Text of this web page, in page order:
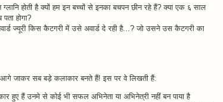
होती है क्यों हम इन बच्चों से इनका बचपन छीन रहे हैं? क्या एक ६ साल
होगा?
ज्यूरी किस कैटगरी में उसे अवार्ड दे रही है...? जो उसने उस कैटगरी का
आगे जाकर सब बड़े कलाकार बनते हैं! इस पर वे लिखती हैं:
हुए हैं उनमे से कोई भी सफल अभिनेता या अभिनेत्री नहीं बन पाया है